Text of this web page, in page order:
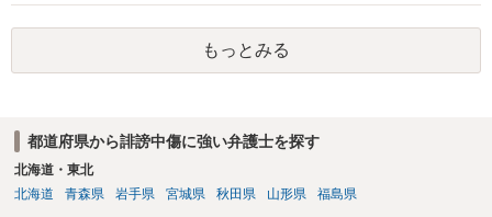
と存じます。発信者情報開示請求が進むと、投稿に使った回線の契約
者のところに、意見照会がなされます。アカウント情報開示の場合
は、アカウントの登録メールに意見照会がなされます。 また、された
場合賠償金はいくらでしょうか。 →ケースバイケースであり、数万円
もっとみる
都道府県から誹謗中傷に強い弁護士を探す
北海道・東北
北海道
青森県 岩手県 宮城県 秋田県 山形県 福島県